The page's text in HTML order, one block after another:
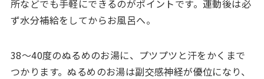
所などでも手軽にできるのがポイントです。運動後は必
ず水分補給をしてからお風呂へ。
38〜40度のぬるめのお湯に、プツプツと汗をかくまで
つかります。ぬるめのお湯は副交感神経が優位になり、